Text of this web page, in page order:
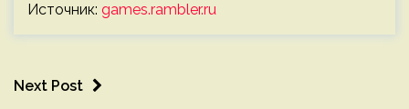
Источник: games.rambler.ru
Next Post